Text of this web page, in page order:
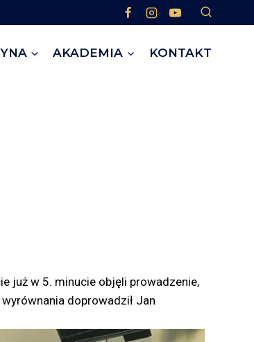
AKADEMIA KONTAKT
już w 5. minucie objęli prowadzenie,
doprowadził Jan